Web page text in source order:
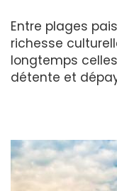
Entre plages
richesse
longtemps
détente et